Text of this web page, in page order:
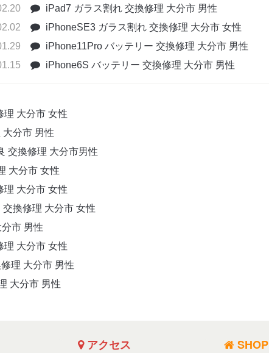
iPad7 ガラス割れ 交換修理 大分市 男性
iPhoneSE3 ガラス割れ 交換修理 大分市 女性
iPhone11Pro バッテリー 交換修理 大分市 男性
iPhone6S バッテリー 交換修理 大分市 男性
大分市 女性
分市 男性
交換修理 大分市男性
大分市 女性
大分市 女性
換修理 大分市 女性
市 男性
大分市 女性
理 大分市 男性
大分市 男性
アクセス SHOP